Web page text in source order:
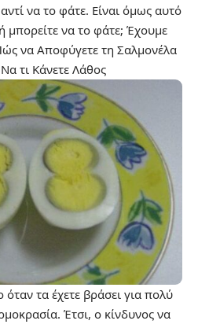
να το φάτε. Είναι όμως αυτό
μπορείτε να το φάτε; Έχουμε
να Αποφύγετε τη Σαλμονέλα
τι Κάνετε Λάθος
όταν τα έχετε βράσει για πολύ
Έτσι, ο κίνδυνος να